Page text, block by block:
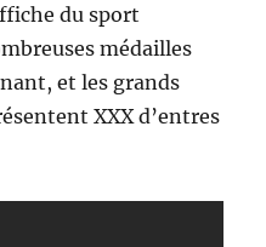
du sport
médailles
et les grands
XXX d’entres